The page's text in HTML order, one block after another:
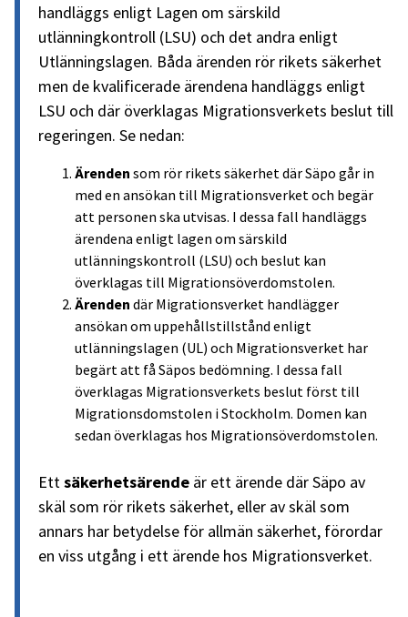
handläggs enligt Lagen om särskild
utlänningkontroll (LSU) och det andra enligt
Utlänningslagen. Båda ärenden rör rikets säkerhet
men de kvalificerade ärendena handläggs enligt
LSU och där överklagas Migrationsverkets beslut till
regeringen. Se nedan:
Ärenden som rör rikets säkerhet där Säpo går in
med en ansökan till Migrationsverket och begär
att personen ska utvisas. I dessa fall handläggs
ärendena enligt lagen om särskild
utlänningskontroll (LSU) och beslut kan
överklagas till Migrationsöverdomstolen.
Ärenden där Migrationsverket handlägger
ansökan om uppehållstillstånd enligt
utlänningslagen (UL) och Migrationsverket har
begärt att få Säpos bedömning. I dessa fall
överklagas Migrationsverkets beslut först till
Migrationsdomstolen i Stockholm. Domen kan
sedan överklagas hos Migrationsöverdomstolen.
Ettsäkerhetsärende är ett ärende där Säpo av
skäl som rör rikets säkerhet, eller av skäl som
annars har betydelse för allmän säkerhet, förordar
en viss utgång i ett ärende hos Migrationsverket.